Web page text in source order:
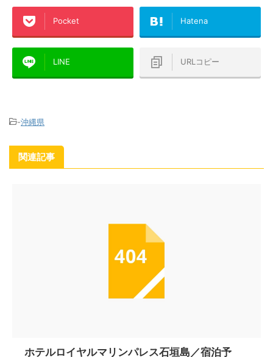
Pocket Hatena
LINE URLコピー
-沖縄県
関連記事
ホテルロイヤルマリンパレス石垣島／宿泊予